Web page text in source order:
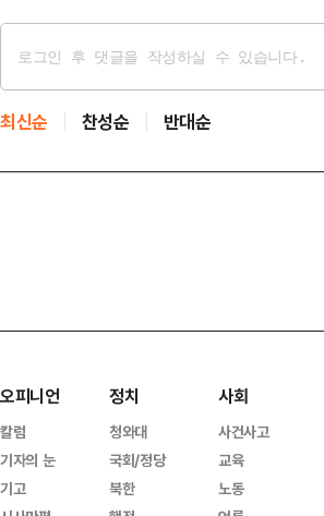
최신순 찬성순 반대순
오피니언
칼럼
기자의 눈
기고
정치
청와대
국회/정당
북한
사회
사건사고
교육
노동